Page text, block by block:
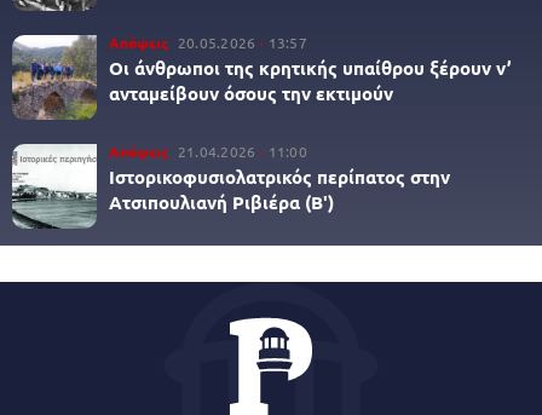
Απόψεις 20.05.2026 13:57
Οι άνθρωποι της κρητικής υπαίθρου ξέρουν ν’
ανταμείβουν όσους την εκτιμούν
Απόψεις 21.04.2026 11:00
Ιστορικοφυσιολατρικός περίπατος στην
Ατσιπουλιανή Ριβιέρα (Β')